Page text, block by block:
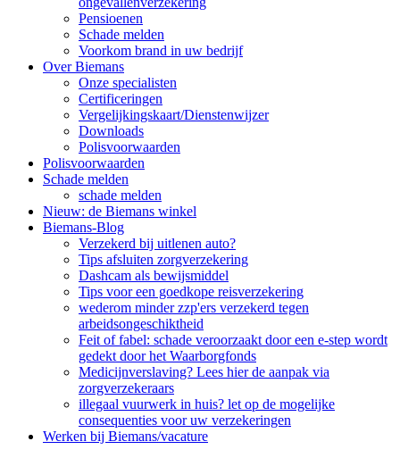
Pensioenen
Schade melden
Voorkom brand in uw bedrijf
Over Biemans
Onze specialisten
Certificeringen
Vergelijkingskaart/Dienstenwijzer
Downloads
Polisvoorwaarden
Polisvoorwaarden
Schade melden
schade melden
Nieuw: de Biemans winkel
Biemans-Blog
Verzekerd bij uitlenen auto?
Tips afsluiten zorgverzekering
Dashcam als bewijsmiddel
Tips voor een goedkope reisverzekering
wederom minder zzp'ers verzekerd tegen
arbeidsongeschiktheid
Feit of fabel: schade veroorzaakt door een e-step wordt
gedekt door het Waarborgfonds
Medicijnverslaving? Lees hier de aanpak via
zorgverzekeraars
illegaal vuurwerk in huis? let op de mogelijke
consequenties voor uw verzekeringen
Werken bij Biemans/vacature